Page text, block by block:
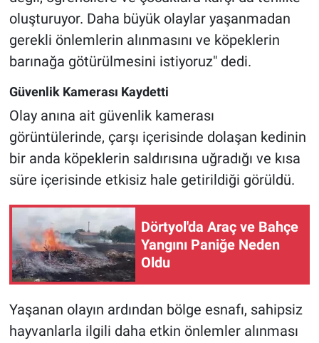
oluşturuyor. Daha büyük olaylar yaşanmadan
gerekli önlemlerin alınmasını ve köpeklerin
barınağa götürülmesini istiyoruz" dedi.
Güvenlik Kamerası Kaydetti
Olay anına ait güvenlik kamerası
görüntülerinde, çarşı içerisinde dolaşan kedinin
bir anda köpeklerin saldırısına uğradığı ve kısa
süre içerisinde etkisiz hale getirildiği görüldü.
Dörtyol'da Araç ve Bahçe
Yangını Paniğe Neden
Oldu
Yaşanan olayın ardından bölge esnafı, sahipsiz
hayvanlarla ilgili daha etkin önlemler alınması